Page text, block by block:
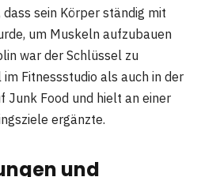
sein Körper ständig mit
um Muskeln aufzubauen
war der Schlüssel zu
im Fitnessstudio als auch in der
Junk Food und hielt an einer
ergänzte.
und